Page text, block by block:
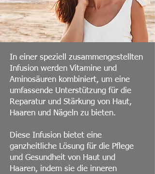
In einer speziell zusammengestellten
Infusion werden Vitamine und
Aminosäuren kombiniert, um eine
umfassende Unterstützung für die
Reparatur und Stärkung von Haut,
Haaren und Nägeln zu bieten.
Diese Infusion bietet eine
ganzheitliche Lösung für die Pflege
und Gesundheit von Haut und
Haaren, indem sie die inneren